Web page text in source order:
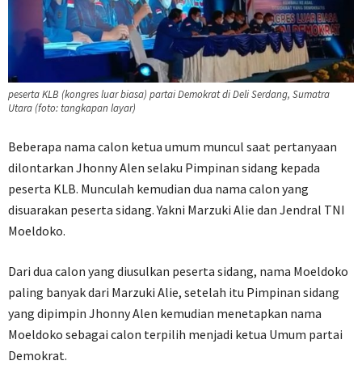
peserta KLB (kongres luar biasa) partai Demokrat di Deli Serdang, Sumatra
Utara (foto: tangkapan layar)
Beberapa nama calon ketua umum muncul saat pertanyaan
dilontarkan Jhonny Alen selaku Pimpinan sidang kepada
peserta KLB. Munculah kemudian dua nama calon yang
disuarakan peserta sidang. Yakni Marzuki Alie dan Jendral TNI
Moeldoko.
Dari dua calon yang diusulkan peserta sidang, nama Moeldoko
paling banyak dari Marzuki Alie, setelah itu Pimpinan sidang
yang dipimpin Jhonny Alen kemudian menetapkan nama
Moeldoko sebagai calon terpilih menjadi ketua Umum partai
Demokrat.